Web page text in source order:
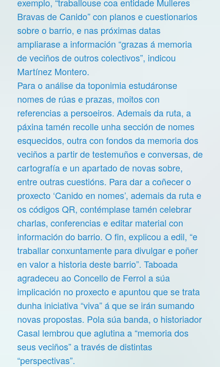
Bravas de Canido” con planos e cuestionarios
sobre o barrio, e nas próximas datas
ampliarase a información “grazas á memoria
de veciños de outros colectivos”, indicou
Martínez Montero.
Para o análise da toponimia estudáronse
nomes de rúas e prazas, moitos con
referencias a persoeiros. Ademais da ruta, a
páxina tamén recolle unha sección de nomes
esquecidos, outra con fondos da memoria dos
veciños a partir de testemuños e conversas, de
cartografía e un apartado de novas sobre,
entre outras cuestións. Para dar a coñecer o
proxecto ‘Canido en nomes’, ademais da ruta e
os códigos QR, contémplase tamén celebrar
charlas, conferencias e editar material con
información do barrio. O fin, explicou a edil, “e
traballar conxuntamente para divulgar e poñer
en valor a historia deste barrio”. Taboada
agradeceu ao Concello de Ferrol a súa
implicación no proxecto e apuntou que se trata
dunha iniciativa “viva” á que se irán sumando
novas propostas. Pola súa banda, o historiador
Casal lembrou que aglutina a “memoria dos
seus veciños” a través de distintas
“perspectivas”.